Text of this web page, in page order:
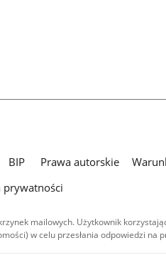
BIP Prawa autorskie
prywatności
mailowych. Użytkownik
w celu przesłania odpowiedzi na